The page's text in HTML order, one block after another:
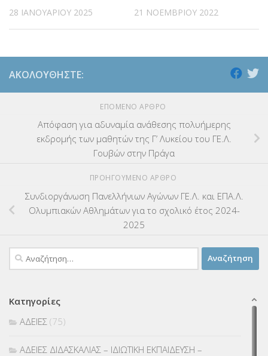
28 ΙΑΝΟΥΑΡΊΟΥ 2025 21 ΝΟΕΜΒΡΊΟΥ 2022
ΑΚΟΛΟΥΘΉΣΤΕ:
ΕΠΌΜΕΝΟ ΆΡΘΡΟ
Απόφαση για αδυναμία ανάθεσης πολυήμερης
εκδρομής των μαθητών της Γ’ Λυκείου του ΓΕ.Λ.
Γουβών στην Πράγα
ΠΡΟΗΓΟΎΜΕΝΟ ΆΡΘΡΟ
Συνδιοργάνωση Πανελλήνιων Αγώνων ΓΕ.Λ. και ΕΠΑ.Λ.
Ολυμπιακών Αθλημάτων για το σχολικό έτος 2024-
2025
Αναζήτηση
για:
Κατηγορίες
ΑΔΕΙΕΣ (75)
ΑΔΕΙΕΣ ΔΙΔΑΣΚΑΛΙΑΣ – ΙΔΙΩΤΙΚΗ ΕΚΠΑΙΔΕΥΣΗ –